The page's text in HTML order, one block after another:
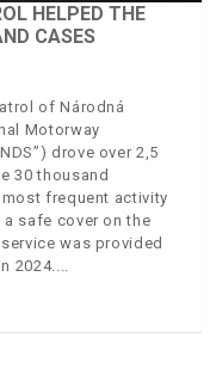
HELPED THE
CASES
of Národná
Motorway
drove over 2,5
30 thousand
frequent activity
safe cover on the
was provided
2024.